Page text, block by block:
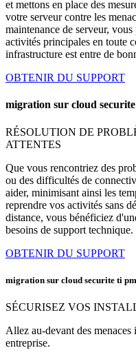
et mettons en place des
votre serveur contre les
maintenance de serveur,
activités principales en toute
infrastructure est entre de
OBTENIR DU SUPPORT
migration sur cloud
RÉSOLUTION DE
ATTENTES
Que vous rencontriez des
ou des difficultés de
aider, minimisant ainsi les
reprendre vos activités sans
distance, vous bénéficiez
besoins de support technique.
OBTENIR DU SUPPORT
migration sur cloud securite ti
SÉCURISEZ VOS
Allez au-devant des
entreprise.